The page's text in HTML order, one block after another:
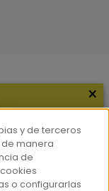
×
y de terceros
manera
de
o configurarlas